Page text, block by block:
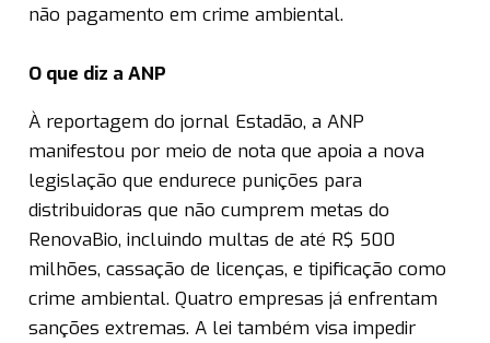
não pagamento em crime ambiental.
O que diz a ANP
À reportagem do jornal Estadão, a ANP
manifestou por meio de nota que apoia a nova
legislação que endurece punições para
distribuidoras que não cumprem metas do
RenovaBio, incluindo multas de até R$ 500
milhões, cassação de licenças, e tipificação como
crime ambiental. Quatro empresas já enfrentam
sanções extremas. A lei também visa impedir